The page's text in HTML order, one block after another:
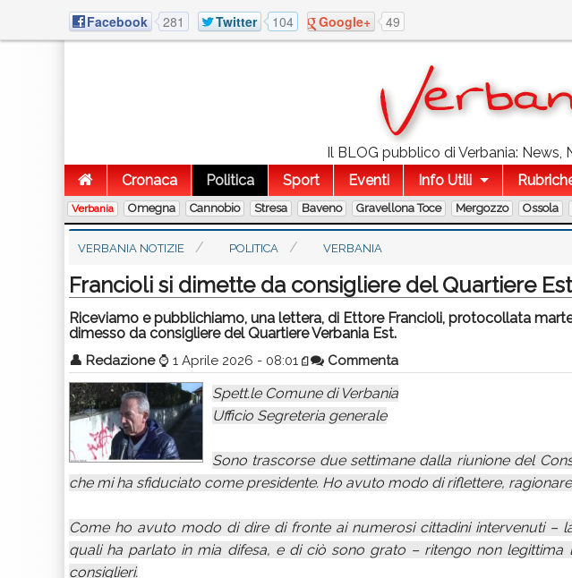
Facebook 281 Twitter 104 Google+ 49
Il BLOG pubblico di Verbania: News,
Cronaca
Politica Sport Eventi Info Utili
Verbania Omegna Cannobio Stresa Baveno Gravellona Toce Mergozzo Ossola
VERBANIA NOTIZIE POLITICA VERBANIA
Francioli si dimette da consigliere del Quartiere Est
Riceviamo e pubblichiamo, una lettera, di Ettore Francioli, protocollata
dimesso da consigliere del Quartiere Verbania Est.
👤 Redazione ⌚ 1 Aprile 2026 - 08:01 Commenta
Spett.le Comune di Verbania
Ufficio Segreteria generale
Sono trascorse due settimane dalla riunione del
che mi ha sfiduciato come presidente. Ho avuto modo di riflettere,
Come ho avuto modo di dire di fronte ai numerosi cittadini intervenuti –
quali ha parlato in mia difesa, e di ciò sono grato – ritengo non legittima
consiglieri.